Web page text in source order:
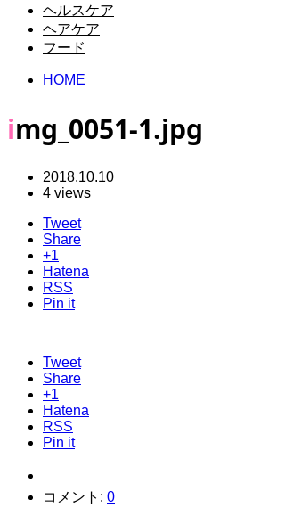
ヘルスケア
ヘアケア
フード
HOME
img_0051-1.jpg
2018.10.10
4 views
Tweet
Share
+1
Hatena
RSS
Pin it
Tweet
Share
+1
Hatena
RSS
Pin it
コメント: 0